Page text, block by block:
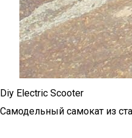
Diy Electric Scooter
Самодельный самокат из